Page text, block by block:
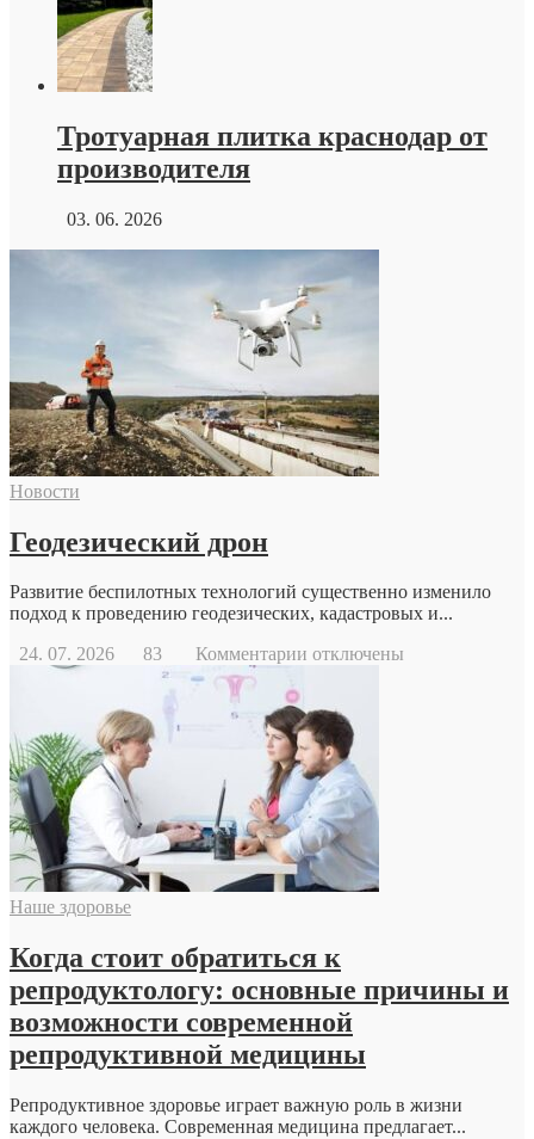
Тротуарная плитка краснодар от
производителя
03. 06. 2026
Новости
Геодезический дрон
Развитие беспилотных технологий существенно изменило
подход к проведению геодезических, кадастровых и...
24. 07. 2026
83 Комментарии к
дрон
отключены
Наше здоровье
Когда стоит обратиться к
репродуктологу: основные причины и
возможности современной
репродуктивной медицины
Репродуктивное здоровье играет важную роль в жизни
каждого человека. Современная медицина предлагает...